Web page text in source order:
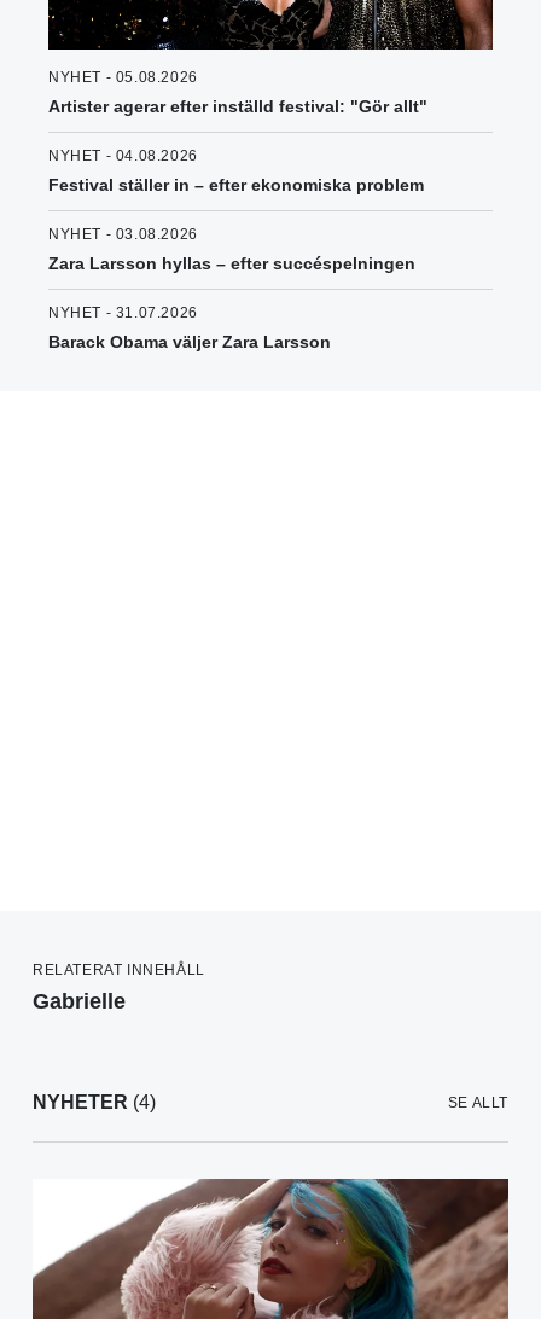
NYHET - 05.08.2026
Artister agerar efter inställd festival: "Gör allt"
NYHET - 04.08.2026
Festival ställer in – efter ekonomiska problem
NYHET - 03.08.2026
Zara Larsson hyllas – efter succéspelningen
NYHET - 31.07.2026
Barack Obama väljer Zara Larsson
RELATERAT INNEHÅLL
Gabrielle
NYHETER (4) SE ALLT